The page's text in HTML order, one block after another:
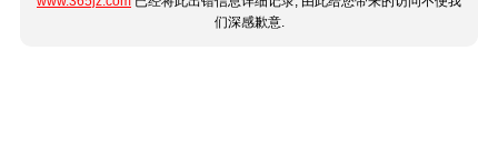
们深感歉意.